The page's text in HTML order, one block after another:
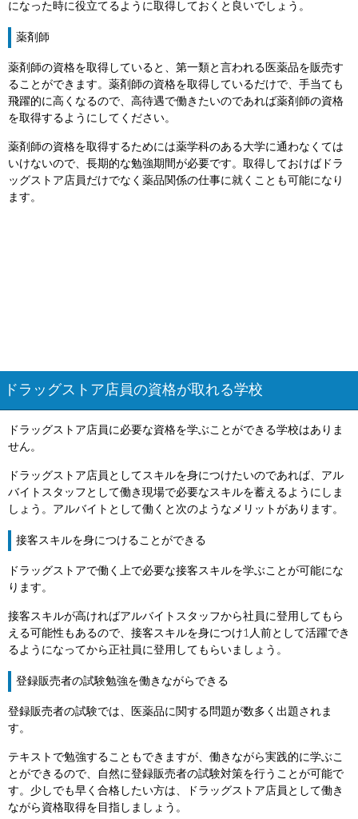
になった時に役立てるように取得しておくと良いでしょう。
薬剤師
薬剤師の資格を取得していると、第一類と言われる医薬品を販売す
ることができます。薬剤師の資格を取得しているだけで、手当ても
飛躍的に高くなるので、高待遇で働きたいのであれば薬剤師の資格
を取得するようにしてください。
薬剤師の資格を取得するためには薬学科のある大学に通わなくては
いけないので、長期的な勉強期間が必要です。取得しておけばドラ
ッグストア店員だけでなく薬品関係の仕事に就くことも可能になり
ます。
ドラッグストア店員の資格が取れる学校
ドラッグストア店員に必要な資格を学ぶことができる学校はありま
せん。
ドラッグストア店員としてスキルを身につけたいのであれば、アル
バイトスタッフとして働き現場で必要なスキルを蓄えるようにしま
しょう。アルバイトとして働くと次のようなメリットがあります。
接客スキルを身につけることができる
ドラッグストアで働く上で必要な接客スキルを学ぶことが可能にな
ります。
接客スキルが高ければアルバイトスタッフから社員に登用してもら
える可能性もあるので、接客スキルを身につけ1人前として活躍でき
るようになってから正社員に登用してもらいましょう。
登録販売者の試験勉強を働きながらできる
登録販売者の試験では、医薬品に関する問題が数多く出題されま
す。
テキストで勉強することもできますが、働きながら実践的に学ぶこ
とができるので、自然に登録販売者の試験対策を行うことが可能で
す。少しでも早く合格したい方は、ドラッグストア店員として働き
ながら資格取得を目指しましょう。